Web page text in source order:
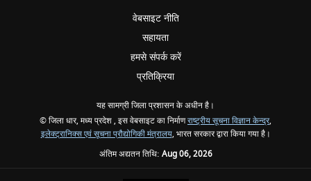
वेबसाइट नीति
सहायता
हमसे संपर्क करें
प्रतिक्रिया
यह सामग्री जिला प्रशासन के अधीन है।
© जिला धार, मध्य प्रदेश , इस वेबसाइट का निर्माणराष्ट्रीय सूचना विज्ञान केन्द्र,
इलेक्ट्रानिक्स एवं सूचना प्रौद्योगिकी मंत्रालय, भारत सरकार द्वारा किया गया है।
अंतिम अद्यतन तिथि: Aug 06, 2026